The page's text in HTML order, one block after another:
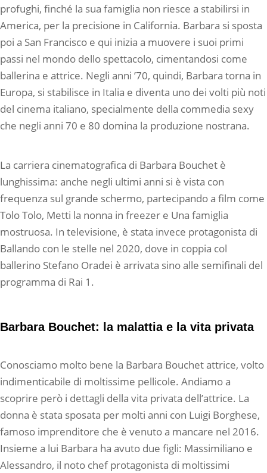
profughi, finché la sua famiglia non riesce a stabilirsi in
America, per la precisione in California. Barbara si sposta
poi a San Francisco e qui inizia a muovere i suoi primi
passi nel mondo dello spettacolo, cimentandosi come
ballerina e attrice. Negli anni ’70, quindi, Barbara torna in
Europa, si stabilisce in Italia e diventa uno dei volti più noti
del cinema italiano, specialmente della commedia sexy
che negli anni 70 e 80 domina la produzione nostrana.
La carriera cinematografica di Barbara Bouchet è
lunghissima: anche negli ultimi anni si è vista con
frequenza sul grande schermo, partecipando a film come
Tolo Tolo, Metti la nonna in freezer e Una famiglia
mostruosa. In televisione, è stata invece protagonista di
Ballando con le stelle nel 2020, dove in coppia col
ballerino Stefano Oradei è arrivata sino alle semifinali del
programma di Rai 1.
Barbara Bouchet: la malattia e la vita privata
Conosciamo molto bene la Barbara Bouchet attrice, volto
indimenticabile di moltissime pellicole. Andiamo a
scoprire però i dettagli della vita privata dell’attrice. La
donna è stata sposata per molti anni con Luigi Borghese,
famoso imprenditore che è venuto a mancare nel 2016.
Insieme a lui Barbara ha avuto due figli: Massimiliano e
Alessandro, il noto chef protagonista di moltissimi